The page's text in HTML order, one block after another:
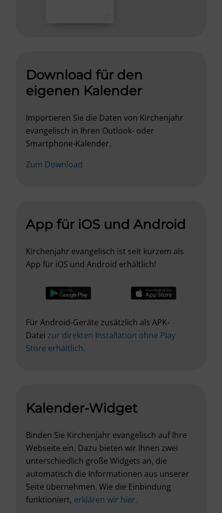
Download für den
eigenen Kalender
Importieren Sie die Daten von Kirchenjahr
evangelisch in Ihren Outlook- oder
Smartphone-Kalender.
Zum Download
App für iOS und Android
Kirchenjahr evangelisch ist seit kurzem als
App für iOS und Android erhältlich!
Für Android-Geräte zusätzlich als APK-
Datei zur direkten Installation ohne Play
Store erhältlich.
Kalender-Widget
Binden Sie Kirchenjahr evangelisch auf Ihre
Webseite ein. Dazu bieten wir Ihnen zwei
unterschiedlich große Widgets an, die
automatisch die Informationen aus unserer
Seite übernehmen. Wie die Einbindung
funktioniert, erklären wir hier.